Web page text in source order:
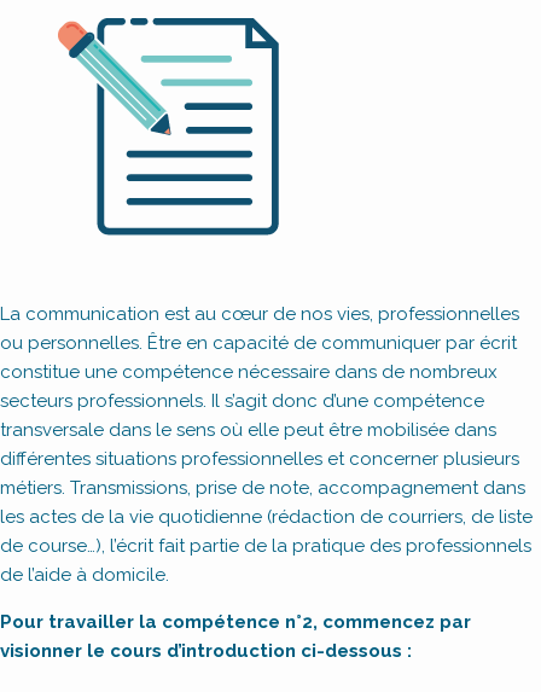
La communication est au cœur de nos vies, professionnelles
ou personnelles. Être en capacité de communiquer par écrit
constitue une compétence nécessaire dans de nombreux
secteurs professionnels. Il s’agit donc d’une compétence
transversale dans le sens où elle peut être mobilisée dans
différentes situations professionnelles et concerner plusieurs
métiers. Transmissions, prise de note, accompagnement dans
les actes de la vie quotidienne (rédaction de courriers, de liste
de course…), l’écrit fait partie de la pratique des professionnels
de l’aide à domicile.
Pour travailler la compétence n°2, commencez par
visionner le cours d’introduction ci-dessous :